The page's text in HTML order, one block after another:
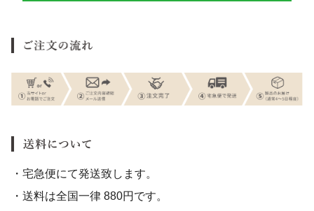
・宅急便にて発送致します。
・送料は全国一律 880円です。